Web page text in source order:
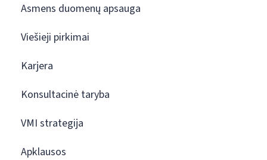
Asmens duomenų apsauga
Viešieji pirkimai
Karjera
Konsultacinė taryba
VMI strategija
Apklausos